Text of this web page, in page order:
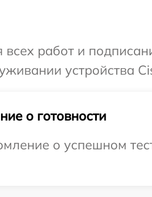
работ и
устройства
о готовности
о успешном